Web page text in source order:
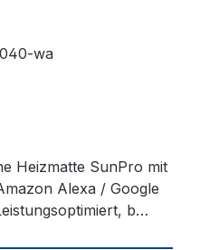
wa
Heizmatte SunPro mit
Alexa / Google
b…